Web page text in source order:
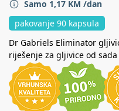
Samo 1,17 KM /dan
pakovanje 90 kapsula
Dr Gabriels Eliminator
riješenje za gljivice od